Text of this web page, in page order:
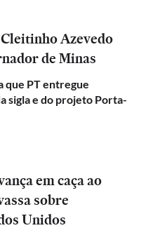
Azevedo
de Minas
que PT entregue
sigla e do projeto Porta-
em caça ao
sobre
Unidos